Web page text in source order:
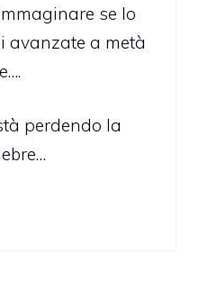
se lo
avanzate a metà
perdendo la